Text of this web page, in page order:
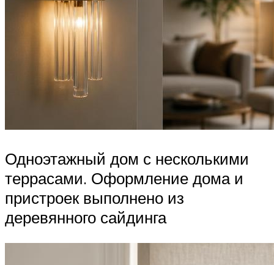
Одноэтажный дом с несколькими
террасами. Оформление дома и
пристроек выполнено из
деревянного сайдинга